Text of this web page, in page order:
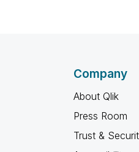
Company
About Qlik
Press Room
Trust &